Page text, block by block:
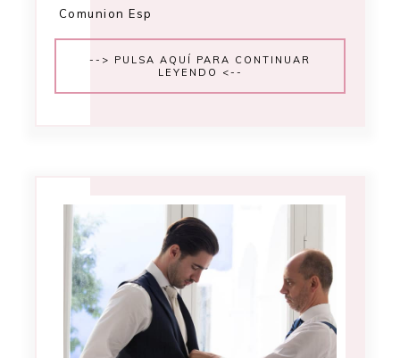
Comunion Esp
--> PULSA AQUÍ PARA CONTINUAR
LEYENDO <--